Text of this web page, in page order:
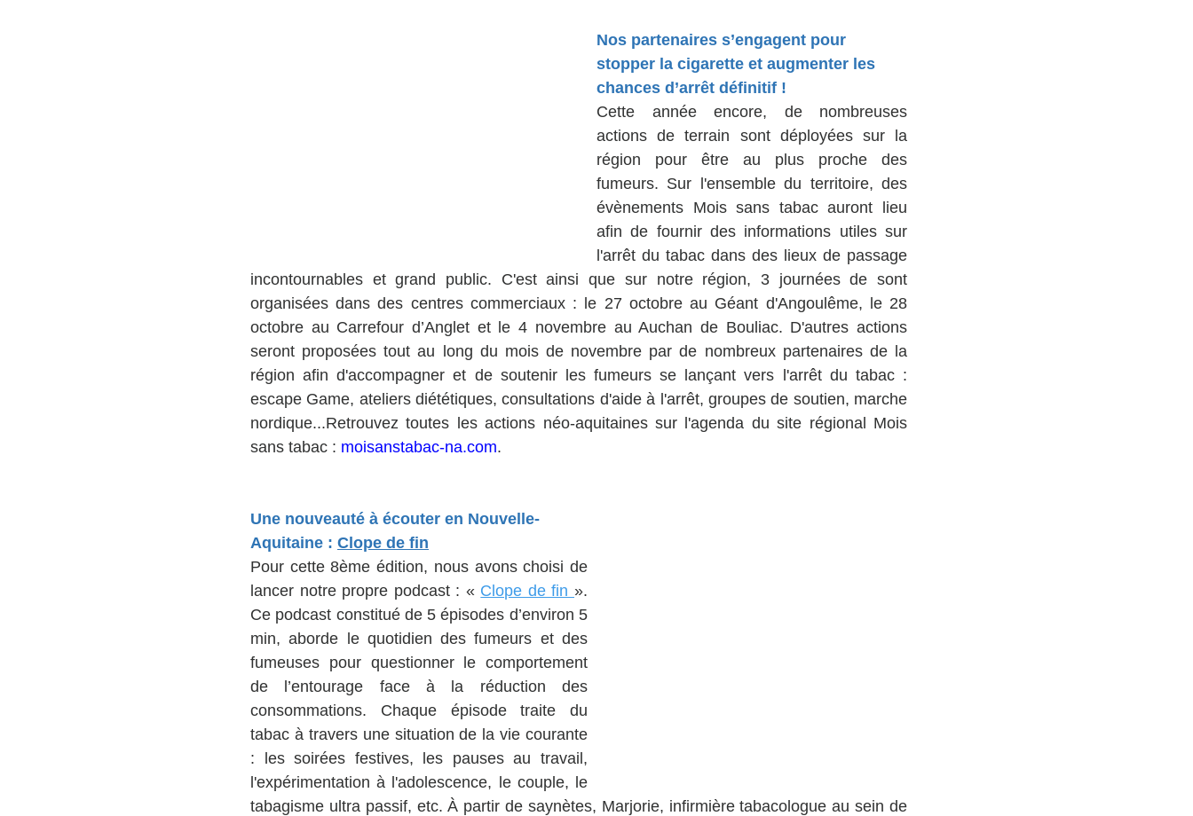
Nos partenaires s’engagent pour
stopper la cigarette et augmenter les
chances d’arrêt définitif !
Cette année encore, de nombreuses
actions de terrain sont déployées sur la
région pour être au plus proche des
fumeurs. Sur l'ensemble du territoire, des
évènements Mois sans tabac auront lieu
afin de fournir des informations utiles sur
l'arrêt du tabac dans des lieux de passage
incontournables et grand public. C'est ainsi que sur notre région, 3 journées de sont
organisées dans des centres commerciaux : le 27 octobre au Géant d'Angoulême, le 28
octobre au Carrefour d’Anglet et le 4 novembre au Auchan de Bouliac. D'autres actions
seront proposées tout au long du mois de novembre par de nombreux partenaires de la
région afin d'accompagner et de soutenir les fumeurs se lançant vers l'arrêt du tabac :
escape Game, ateliers diététiques, consultations d'aide à l'arrêt, groupes de soutien, marche
nordique...Retrouvez toutes les actions néo-aquitaines sur l'agenda du site régional Mois
sans tabac : moisanstabac-na.com.
Une nouveauté à écouter en Nouvelle-
Aquitaine : Clope de fin
Pour cette 8ème édition, nous avons choisi de
lancer notre propre podcast : « Clope de fin ».
Ce podcast constitué de 5 épisodes d’environ 5
min, aborde le quotidien des fumeurs et des
fumeuses pour questionner le comportement
de l’entourage face à la réduction des
consommations. Chaque épisode traite du
tabac à travers une situation de la vie courante
: les soirées festives, les pauses au travail,
l'expérimentation à l'adolescence, le couple, le
tabagisme ultra passif, etc. À partir de saynètes, Marjorie, infirmière tabacologue au sein de